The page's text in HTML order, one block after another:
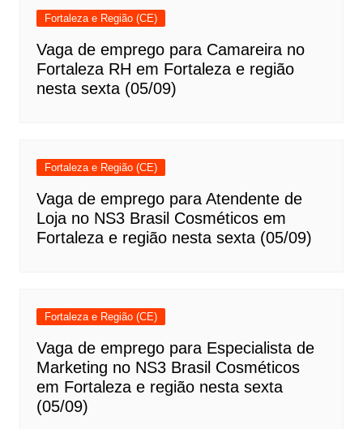
Fortaleza e Região (CE)
Vaga de emprego para Camareira no
Fortaleza RH em Fortaleza e região
nesta sexta (05/09)
Fortaleza e Região (CE)
Vaga de emprego para Atendente de
Loja no NS3 Brasil Cosméticos em
Fortaleza e região nesta sexta (05/09)
Fortaleza e Região (CE)
Vaga de emprego para Especialista de
Marketing no NS3 Brasil Cosméticos
em Fortaleza e região nesta sexta
(05/09)